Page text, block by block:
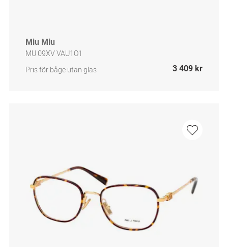
Miu Miu
MU 09XV VAU1O1
Pris för båge utan glas
3 409 kr